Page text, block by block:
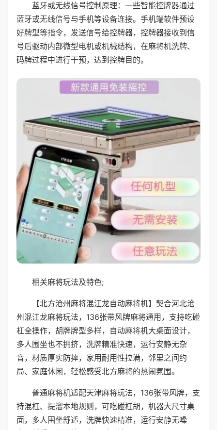
蓝牙或无线信号控制原理：一些智能控牌器通过
蓝牙或无线信号与手机等设备连接。手机端软件预设
好牌型等指令，发送信号给控牌器，控牌器接收到信
号后驱动内部微型电机或机械结构，在麻将机洗牌、
码牌过程中进行干预，达到控牌目的。
相关麻将玩法及特色;
【北方沧州麻将混江龙自动麻将机】契合河北沧
州混江龙麻将玩法，136张带风牌麻将通用，支持吃碰
杠全操作，胡牌牌型多样，自动麻将机大桌面设计，
多人围坐也不拥挤，洗牌精准快速，运行安静无杂
音，材质厚实防摔，家用耐用性拉满，邻里之间约
局、家庭休闲，轻松感受北方麻将的热闹氛围。
普通麻将机适配天津麻将玩法，136张带风牌，支
持混杠、提溜本地规则，可吃碰杠胡，机器大尺寸桌
面，多人围坐舒适，洗牌快速精准，运行安静无噪